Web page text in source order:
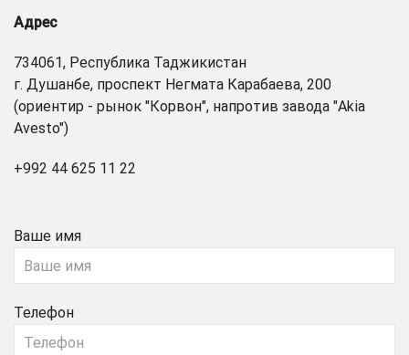
Адрес
734061, Республика Таджикистан
г. Душанбе, проспект Негмата Карабаева, 200
(ориентир - рынок "Корвон", напротив завода "Akia
Avesto")
+992 44 625 11 22
Ваше имя
Телефон